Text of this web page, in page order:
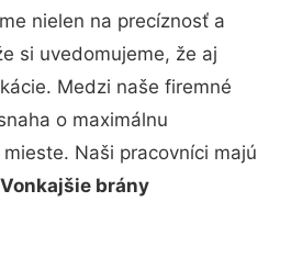
nielen na precíznosť a
si uvedomujeme, že aj
Medzi naše firemné
o maximálnu
Naši pracovníci majú
Vonkajšie brány